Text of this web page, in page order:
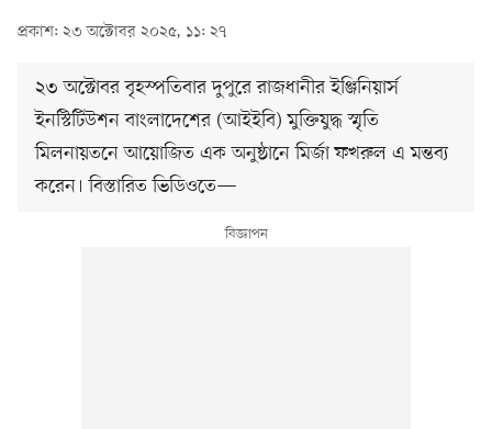
প্রকাশ: ২৩ অক্টোবর ২০২৫, ১১: ২৭
২৩ অক্টোবর বৃহস্পতিবার দুপুরে রাজধানীর ইঞ্জিনিয়ার্স
ইনস্টিটিউশন বাংলাদেশের (আইইবি) মুক্তিযুদ্ধ স্মৃতি
মিলনায়তনে আয়োজিত এক অনুষ্ঠানে মির্জা ফখরুল এ মন্তব্য
করেন। বিস্তারিত ভিডিওতে—